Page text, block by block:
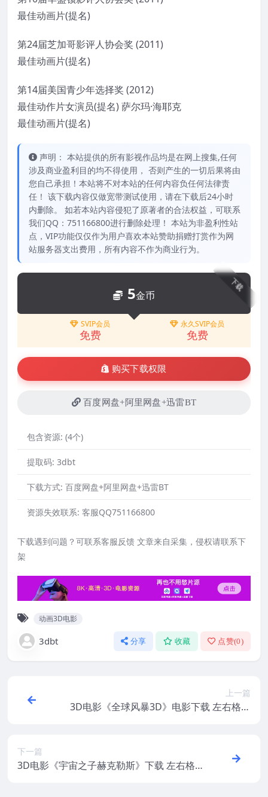
最佳动画片(提名)
第24届芝加哥影评人协会奖 (2011)
最佳动画片(提名)
第14届美国青少年选择奖 (2012)
最佳动作片女演员(提名) 萨尔玛·海耶克
最佳动画片(提名)
声明： 本站提供的所有影视作品均是在网上搜集,任何
涉及商业盈利目的均不得使用， 否则产生的一切后果将由
您自己承担！本站将不对本站的任何内容负任何法律责
任！ 该下载内容仅做宽带测试使用，请在下载后24小时
内删除。 如若本站内容侵犯了原著者的合法权益，可联系
我们QQ：751166800进行删除处理！ 本站为非盈利性站
点，VIP功能仅仅作为用户喜欢本站赞助捐赠打赏作为网
站服务器支出费用，所有内容不作为商业行为。
下载
5金币
SVIP会员
免费
永久SVIP会员
免费
购买下载权限
百度网盘+阿里网盘+迅雷BT
包含资源: (4个)
提取码: 3dbt
下载方式: 百度网盘+阿里网盘+迅雷BT
资源失效联系: 客服QQ751166800
下载遇到问题？可联系客服反馈 文章来自采集，侵权请联系下
架
动画3D电影
3dbt 分享 收藏 点赞(0)
上一篇
3D电影《全球风暴3D》电影下载 左右格式
下一篇
3D电影《宇宙之子赫克勒斯》下载 左右格